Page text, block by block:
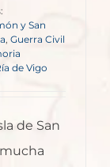
y San
, Guerra Civil
de Vigo
de San